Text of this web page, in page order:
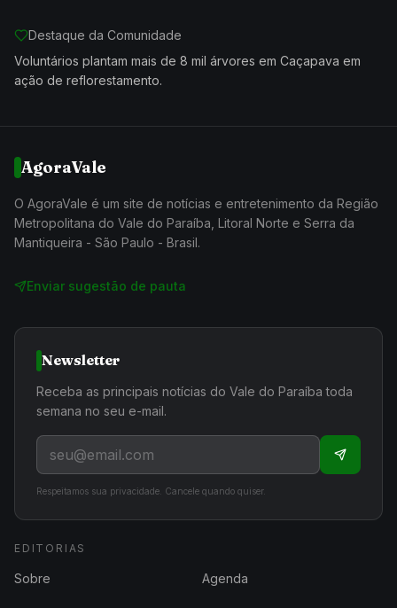
Destaque da Comunidade
Voluntários plantam mais de 8 mil árvores em Caçapava em
ação de reflorestamento.
AgoraVale
O AgoraVale é um site de notícias e entretenimento da Região
Metropolitana do Vale do Paraíba, Litoral Norte e Serra da
Mantiqueira - São Paulo - Brasil.
Enviar sugestão de pauta
Newsletter
Receba as principais notícias do Vale do Paraíba toda
semana no seu e-mail.
Respeitamos sua privacidade. Cancele quando quiser.
EDITORIAS
Sobre Agenda